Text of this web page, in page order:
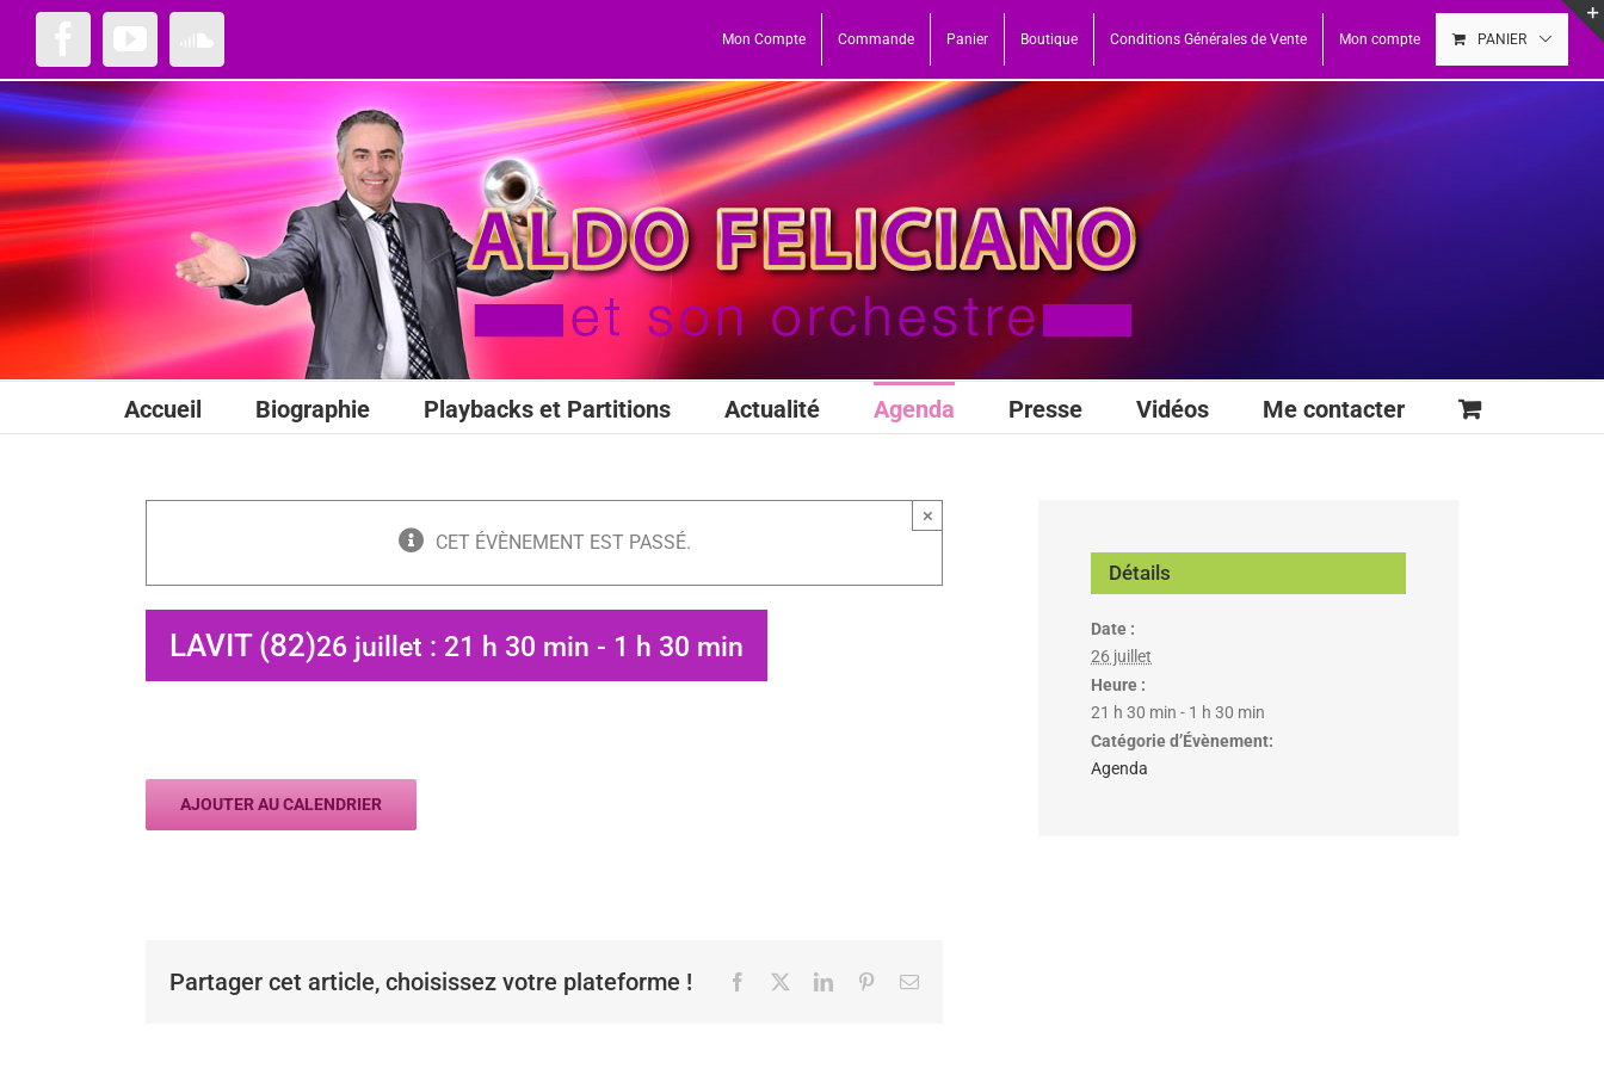
Passer
contenu
Mon Compte Commande Panier Boutique Conditions Générales de Vente Mon compte PANIER
Accueil Biographie Playbacks et Partitions Actualité Agenda Presse Vidéos Me contacter
CET ÉVÈNEMENT EST PASSÉ.
×
LAVIT (82)26 juillet : 21 h 30 min - 1 h 30 min
AJOUTER AU CALENDRIER
Partager cet article, choisissez votre plateforme ! Facebook LinkedInPinterestEmail
Détails
Date :
26 juillet
Heure :
21 h 30 min - 1 h 30 min
Catégorie d’Évènement:
Agenda